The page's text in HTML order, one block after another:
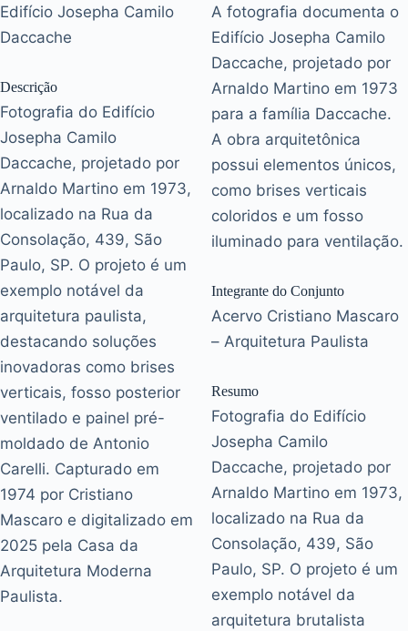
Edifício Josepha Camilo
Daccache
Descrição
Fotografia do Edifício
Josepha Camilo
Daccache, projetado por
Arnaldo Martino em 1973,
localizado na Rua da
Consolação, 439, São
Paulo, SP. O projeto é um
exemplo notável da
arquitetura paulista,
destacando soluções
inovadoras como brises
verticais, fosso posterior
ventilado e painel pré-
moldado de Antonio
Carelli. Capturado em
1974 por Cristiano
Mascaro e digitalizado em
2025 pela Casa da
Arquitetura Moderna
Paulista.
A fotografia documenta o
Edifício Josepha Camilo
Daccache, projetado por
Arnaldo Martino em 1973
para a família Daccache.
A obra arquitetônica
possui elementos únicos,
como brises verticais
coloridos e um fosso
iluminado para ventilação.
Integrante do Conjunto
Acervo Cristiano Mascaro
– Arquitetura Paulista
Resumo
Fotografia do Edifício
Josepha Camilo
Daccache, projetado por
Arnaldo Martino em 1973,
localizado na Rua da
Consolação, 439, São
Paulo, SP. O projeto é um
exemplo notável da
arquitetura brutalista